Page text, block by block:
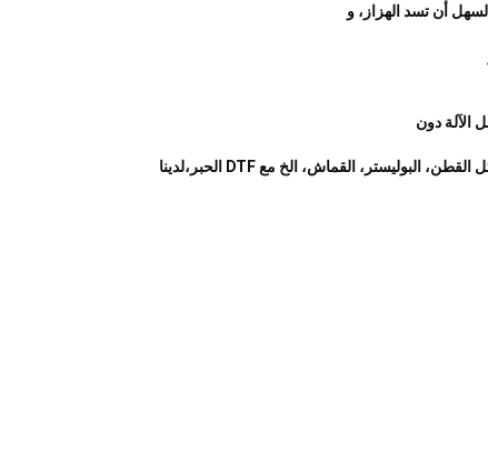
التطبيق الواسع: لدينا مباشرة إلى الفيلم مسحوق يعمل مع طابعات DTF وفيلم DTF، ينطبق على أي مادة نسيج، مثل القطن، البوليستر، القماش، الخ مع DTF الحبر،لدينا